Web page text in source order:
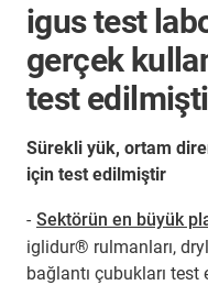
igus test
gerçek
test
Sürekli yük, ortam
için test edilmiştir
- Sektörün en büyük
iglidur® rulmanları,
bağlantı çubukları